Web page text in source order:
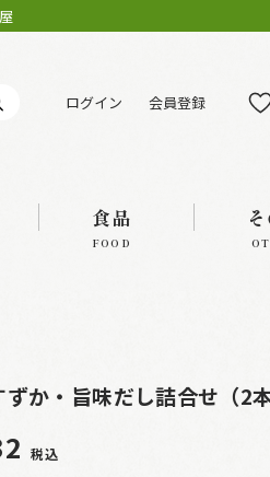
ログイン 会員登録
食品
FOOD
か・旨味だし詰合せ（2本
税込